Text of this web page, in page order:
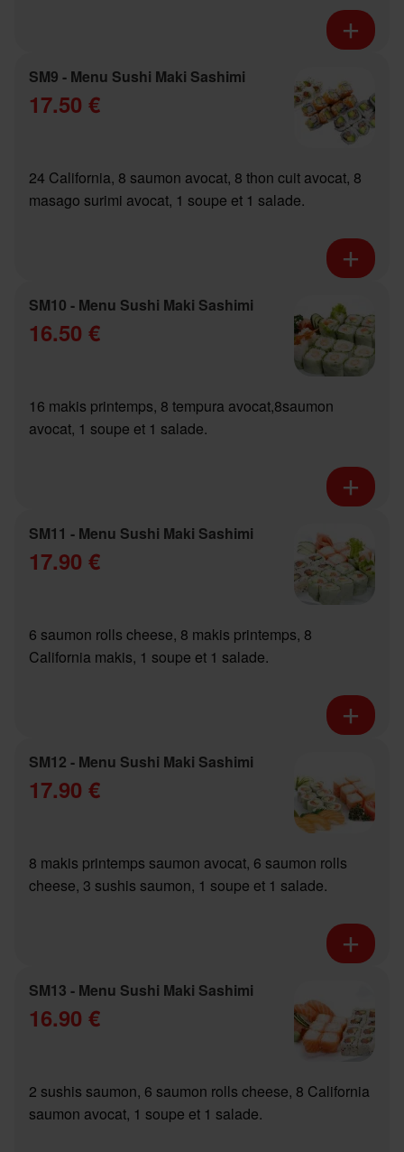
SM9 - Menu Sushi Maki Sashimi
17.50 €
24 California, 8 saumon avocat, 8 thon cuit avocat, 8
masago surimi avocat, 1 soupe et 1 salade.
SM10 - Menu Sushi Maki Sashimi
16.50 €
16 makis printemps, 8 tempura avocat,8saumon
avocat, 1 soupe et 1 salade.
SM11 - Menu Sushi Maki Sashimi
17.90 €
6 saumon rolls cheese, 8 makis printemps, 8
California makis, 1 soupe et 1 salade.
SM12 - Menu Sushi Maki Sashimi
17.90 €
8 makis printemps saumon avocat, 6 saumon rolls
cheese, 3 sushis saumon, 1 soupe et 1 salade.
SM13 - Menu Sushi Maki Sashimi
16.90 €
2 sushis saumon, 6 saumon rolls cheese, 8 California
saumon avocat, 1 soupe et 1 salade.